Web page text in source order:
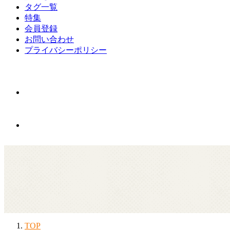
タグ一覧
特集
会員登録
お問い合わせ
プライバシーポリシー
TOP